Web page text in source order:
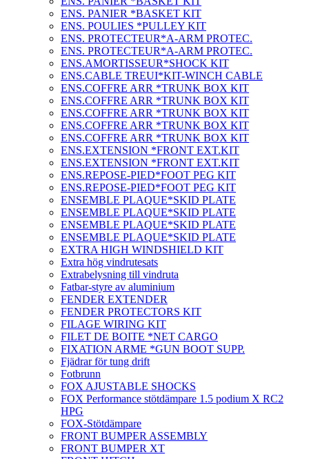
ENS. PANIER *BASKET KIT
ENS. POULIES *PULLEY KIT
ENS. PROTECTEUR*A-ARM PROTEC.
ENS. PROTECTEUR*A-ARM PROTEC.
ENS.AMORTISSEUR*SHOCK KIT
ENS.CABLE TREUI*KIT-WINCH CABLE
ENS.COFFRE ARR *TRUNK BOX KIT
ENS.COFFRE ARR *TRUNK BOX KIT
ENS.COFFRE ARR *TRUNK BOX KIT
ENS.COFFRE ARR *TRUNK BOX KIT
ENS.COFFRE ARR *TRUNK BOX KIT
ENS.EXTENSION *FRONT EXT.KIT
ENS.EXTENSION *FRONT EXT.KIT
ENS.REPOSE-PIED*FOOT PEG KIT
ENS.REPOSE-PIED*FOOT PEG KIT
ENSEMBLE PLAQUE*SKID PLATE
ENSEMBLE PLAQUE*SKID PLATE
ENSEMBLE PLAQUE*SKID PLATE
ENSEMBLE PLAQUE*SKID PLATE
EXTRA HIGH WINDSHIELD KIT
Extra hög vindrutesats
Extrabelysning till vindruta
Fatbar-styre av aluminium
FENDER EXTENDER
FENDER PROTECTORS KIT
FILAGE WIRING KIT
FILET DE BOITE *NET CARGO
FIXATION ARME *GUN BOOT SUPP.
Fjädrar för tung drift
Fotbrunn
FOX AJUSTABLE SHOCKS
FOX Performance stötdämpare 1.5 podium X RC2
HPG
FOX-Stötdämpare
FRONT BUMPER ASSEMBLY
FRONT BUMPER XT